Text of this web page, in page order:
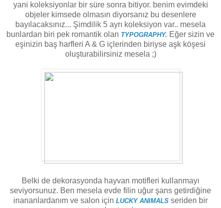
yani koleksiyonlar bir süre sonra bitiyor. benim evimdeki
objeler kimsede olmasın diyorsanız bu desenlere
bayılacaksınız... Şimdilik 5 ayrı koleksiyon var.. mesela
bunlardan biri pek romantik olan TYPOGRAPHY. Eğer sizin ve
eşinizin baş harfleri A & G içlerinden biriyse aşk köşesi
oluşturabilirsiniz mesela ;)
Belki de dekorasyonda hayvan motifleri kullanmayı
seviyorsunuz. Ben mesela evde filin uğur şans getirdiğine
inananlardanım ve salon için LUCKY ANIMALS seriden bir